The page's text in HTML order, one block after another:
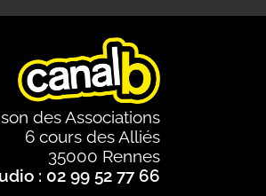
des Associations
6 cours des Alliés
35000 Rennes
: 02 99 52 77 66